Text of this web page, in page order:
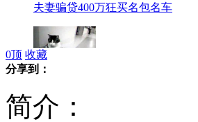
夫妻骗贷400万狂买名包名车
0顶 收藏
分享到：
简介：